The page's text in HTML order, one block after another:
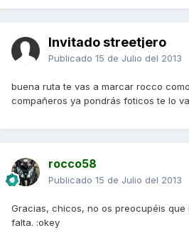
Invitado streetjero
Publicado 15 de Julio del 2013
buena ruta te vas a marcar rocco
compañeros ya pondrás foticos te lo
rocco58
Publicado 15 de Julio del 2013
Gracias, chicos, no os preocupéis que
falta. :okey